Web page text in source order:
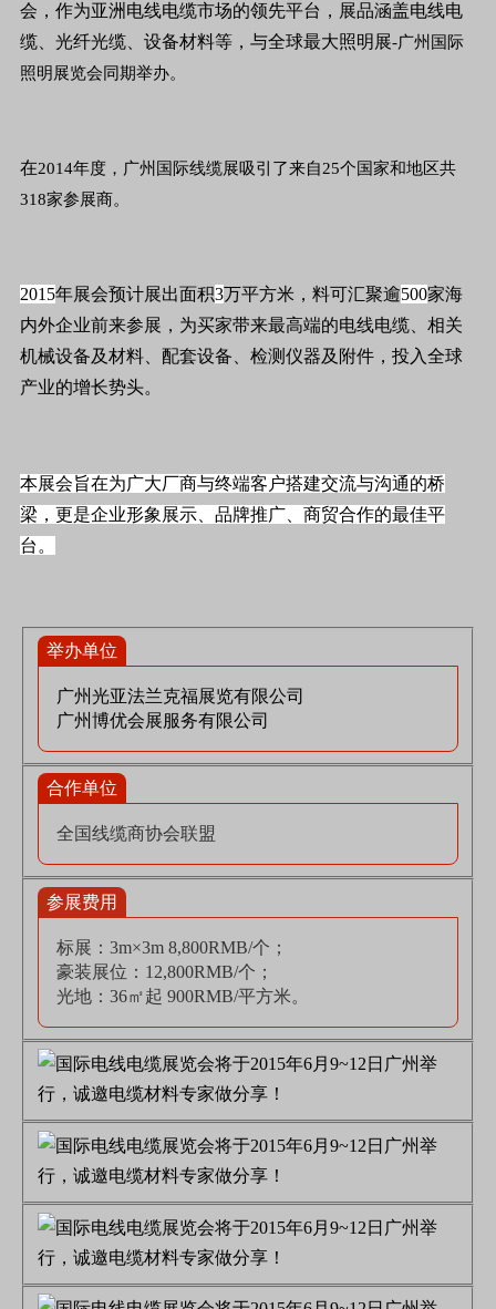
会，作为亚洲电线电缆市场的领先平台，展品涵盖电线电
缆、光纤光缆、设备材料等，与全球最大照明展-广州国际
照明展览会同期举办。
在2014年度，广州国际线缆展吸引了来自25个国家和地区共
318家参展商。
2015年展会预计展出面积3万平方米，料可汇聚逾500家海
内外企业前来参展，为买家带来最高端的电线电缆、相关
机械设备及材料、配套设备、检测仪器及附件，投入全球
产业的增长势头。
本展会旨在为广大厂商与终端客户搭建交流与沟通的桥
梁，更是企业形象展示、品牌推广、商贸合作的最佳平
台。
举办单位
广州光亚法兰克福展览有限公司
广州博优会展服务有限公司
合作单位
全国线缆商协会联盟
参展费用
标展：3m×3m 8,800RMB/个；
豪装展位：12,800RMB/个；
光地：36㎡起 900RMB/平方米。